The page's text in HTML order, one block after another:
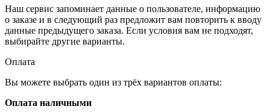
Наш сервис запоминает данные о пользователе, информацию
о заказе и в следующий раз предложит вам повторить к вводу
данные предыдущего заказа. Если условия вам не подходят,
выбирайте другие варианты.
Оплата
Вы можете выбрать один из трёх вариантов оплаты:
Оплата наличными